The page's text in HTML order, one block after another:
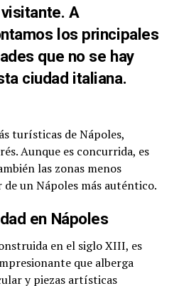
A
los principales
que no se hay
ciudad italiana.
turísticas de Nápoles,
Aunque es concurrida, es
las zonas menos
un Nápoles más auténtico.
en Nápoles
en el siglo XIII, es
que alberga
y piezas artísticas